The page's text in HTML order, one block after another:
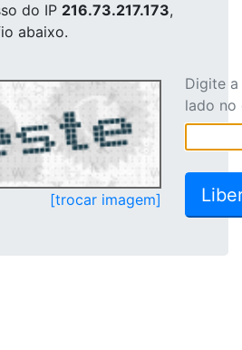
do IP 216.73.217.173,
abaixo.
[trocar imagem]
Digite
lado no